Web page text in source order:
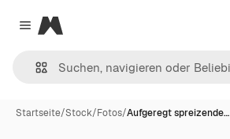
Close menu
Magnific
Startseite/Stock/Fotos/Aufgeregt spreizende…